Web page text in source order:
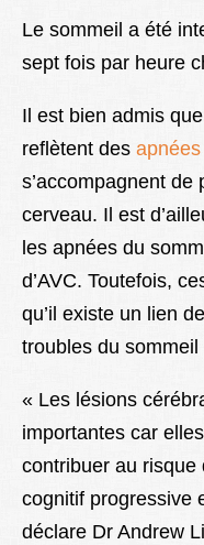
Le sommeil a été
sept fois par heure
Il est bien admis
reflètent des apnées
s’accompagnent de
cerveau. Il est
les apnées du
d’AVC. Toutefois,
qu’il existe un lien
troubles du sommeil
« Les lésions
importantes car
contribuer au risque
cognitif progressive
déclare Dr Andrew